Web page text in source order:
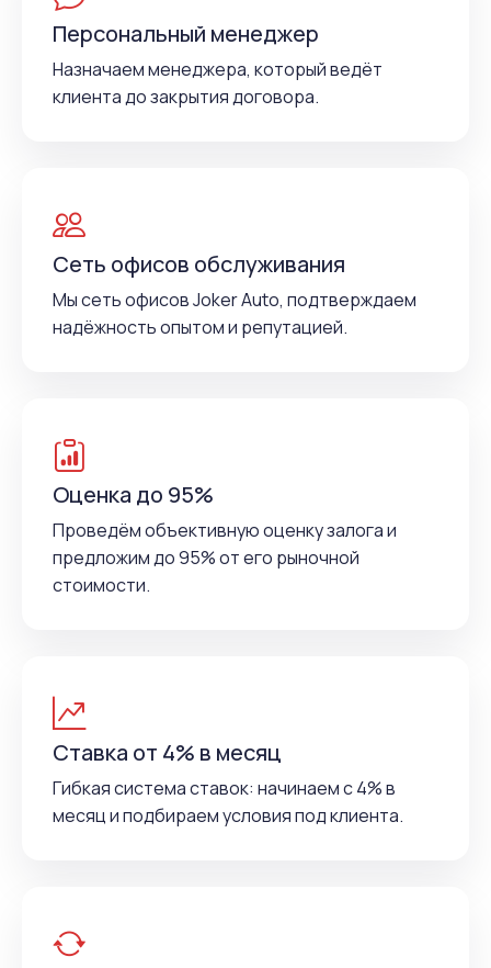
Персональный менеджер
Назначаем менеджера, который ведёт
клиента до закрытия договора.
Сеть офисов обслуживания
Мы сеть офисов Joker Auto, подтверждаем
надёжность опытом и репутацией.
Оценка до 95%
Проведём объективную оценку залога и
предложим до 95% от его рыночной
стоимости.
Ставка от 4% в месяц
Гибкая система ставок: начинаем с 4% в
месяц и подбираем условия под клиента.